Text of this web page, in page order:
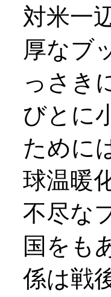
対米一
厚なブ
っさき
びとに
ために
球温暖
不尽な
国をも
係は戦